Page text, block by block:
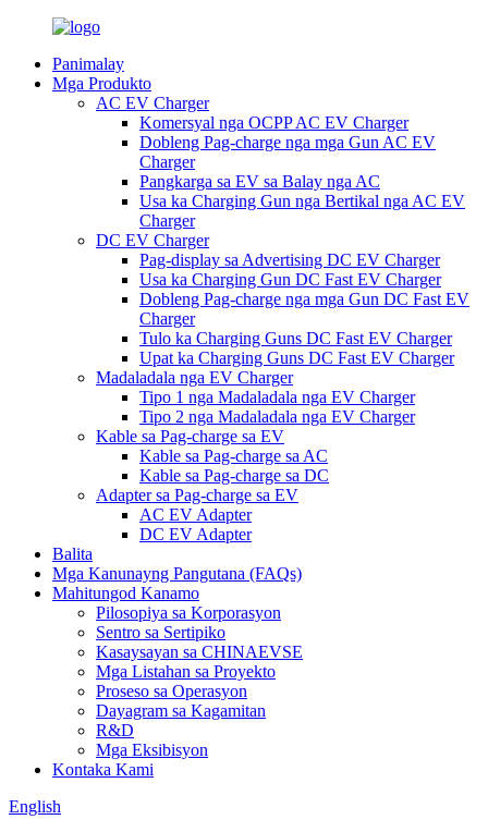
Panimalay
Mga Produkto
AC EV Charger
Komersyal nga OCPP AC EV Charger
Dobleng Pag-charge nga mga Gun AC EV
Charger
Pangkarga sa EV sa Balay nga AC
Usa ka Charging Gun nga Bertikal nga AC EV
Charger
DC EV Charger
Pag-display sa Advertising DC EV Charger
Usa ka Charging Gun DC Fast EV Charger
Dobleng Pag-charge nga mga Gun DC Fast EV
Charger
Tulo ka Charging Guns DC Fast EV Charger
Upat ka Charging Guns DC Fast EV Charger
Madaladala nga EV Charger
Tipo 1 nga Madaladala nga EV Charger
Tipo 2 nga Madaladala nga EV Charger
Kable sa Pag-charge sa EV
Kable sa Pag-charge sa AC
Kable sa Pag-charge sa DC
Adapter sa Pag-charge sa EV
AC EV Adapter
DC EV Adapter
Balita
Mga Kanunayng Pangutana (FAQs)
Mahitungod Kanamo
Pilosopiya sa Korporasyon
Sentro sa Sertipiko
Kasaysayan sa CHINAEVSE
Mga Listahan sa Proyekto
Proseso sa Operasyon
Dayagram sa Kagamitan
R&D
Mga Eksibisyon
Kontaka Kami
English